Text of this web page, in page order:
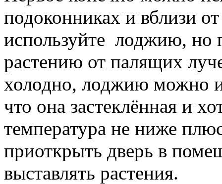
подоконниках и вблизи
используйте лоджию, но
растению от палящих
холодно, лоджию можно
что она застеклённая и
температура не ниже
приоткрыть дверь в
выставлять растения.